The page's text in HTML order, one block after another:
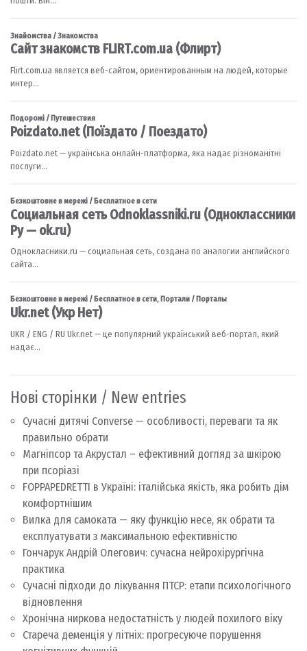
Нові сторінки / New entries
Сучасні дитячі Converse — особливості, переваги та як
правильно обрати
Магніпсор та Акрустал – ефективний догляд за шкірою
при псоріазі
FOPPAPEDRETTI в Україні: італійська якість, яка робить дім
комфортнішим
Вилка для самоката — яку функцію несе, як обрати та
експлуатувати з максимальною ефективністю
Гончарук Андрій Олегович: сучасна нейрохірургічна
практика
Сучасні підходи до лікування ПТСР: етапи психологічного
відновлення
Хронічна ниркова недостатність у людей похилого віку
Стареча деменція у літніх: прогресуюче порушення